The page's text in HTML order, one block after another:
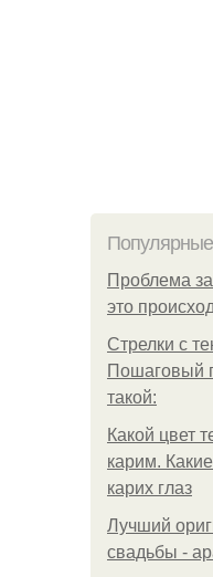
Проблема
это
Стрелки с
Пошаговый
такой:
Какой цвет
карим.
карих глаз
Лучший
свадьбы -